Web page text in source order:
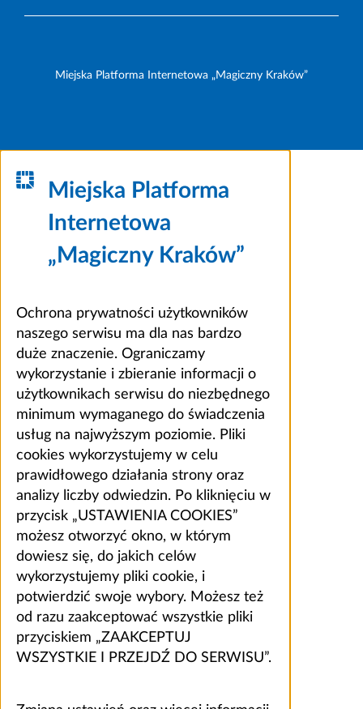
Miejska Platforma Internetowa „Magiczny Kraków”
Miejska Platforma
Internetowa
„Magiczny Kraków”
Ochrona prywatności użytkowników
naszego serwisu ma dla nas bardzo
duże znaczenie. Ograniczamy
wykorzystanie i zbieranie informacji o
użytkownikach serwisu do niezbędnego
minimum wymaganego do świadczenia
usług na najwyższym poziomie. Pliki
cookies wykorzystujemy w celu
prawidłowego działania strony oraz
analizy liczby odwiedzin. Po kliknięciu w
przycisk „USTAWIENIA COOKIES”
możesz otworzyć okno, w którym
dowiesz się, do jakich celów
wykorzystujemy pliki cookie, i
potwierdzić swoje wybory. Możesz też
od razu zaakceptować wszystkie pliki
przyciskiem „ZAAKCEPTUJ
WSZYSTKIE I PRZEJDŹ DO SERWISU”.